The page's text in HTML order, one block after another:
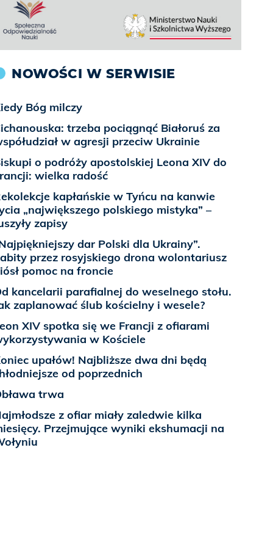
NOWOŚCI W SERWISIE
Bóg milczy
trzeba pociągnąć Białoruś za
w agresji przeciw Ukrainie
o podróży apostolskiej Leona XIV do
wielka radość
kapłańskie w Tyńcu na kanwie
„największego polskiego mistyka” –
zapisy
dar Polski dla Ukrainy”.
przez rosyjskiego drona wolontariusz
pomoc na froncie
kancelarii parafialnej do weselnego stołu.
zaplanować ślub kościelny i wesele?
XIV spotka się we Francji z ofiarami
w Kościele
upałów! Najbliższe dwa dni będą
od poprzednich
trwa
z ofiar miały zaledwie kilka
Przejmujące wyniki ekshumacji na